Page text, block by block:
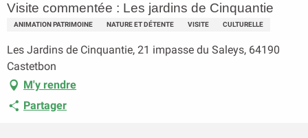
Visite commentée : Les jardins de Cinquantie
ANIMATION PATRIMOINE NATURE ET DÉTENTE VISITE CULTURELLE
Les Jardins de Cinquantie, 21 impasse du Saleys, 64190
Castetbon
M'y rendre
Partager